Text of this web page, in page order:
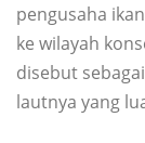
pengusaha
ke wilayah
disebut
lautnya yang